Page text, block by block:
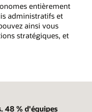
entièrement
administratifs et
ainsi vous
stratégiques, et
48 % d'équipes